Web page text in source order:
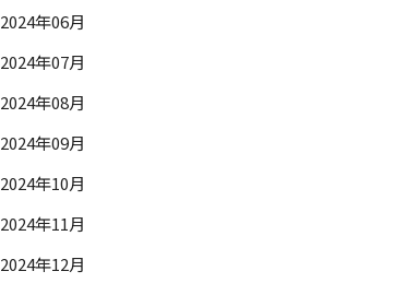
2024年06月
2024年07月
2024年08月
2024年09月
2024年10月
2024年11月
2024年12月